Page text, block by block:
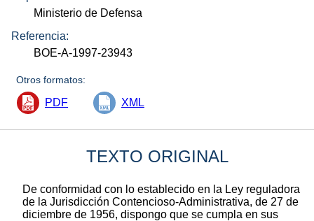
Ministerio de Defensa
Referencia:
BOE-A-1997-23943
Otros formatos:
PDF XML
TEXTO ORIGINAL
De conformidad con lo establecido en la Ley reguladora
de la Jurisdicción Contencioso-Administrativa, de 27 de
diciembre de 1956, dispongo que se cumpla en sus